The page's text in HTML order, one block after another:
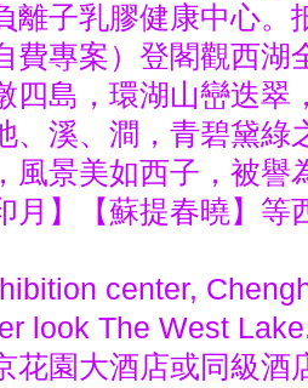
離子乳膠健康中心。
費專案）登閣觀西
四島，環湖山巒迭翠
、溪、澗，青碧黛綠
風景美如西子，被譽
月】【蘇提春曉】等
center,
look The West
花園大酒店或同級酒